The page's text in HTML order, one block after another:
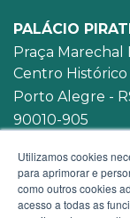
PALÁCIO
Praça Marechal
Centro Histórico
Porto Alegre -
90010-905
Utilizamos cookies
para aprimorar e
como outros cookies
acesso a todas as